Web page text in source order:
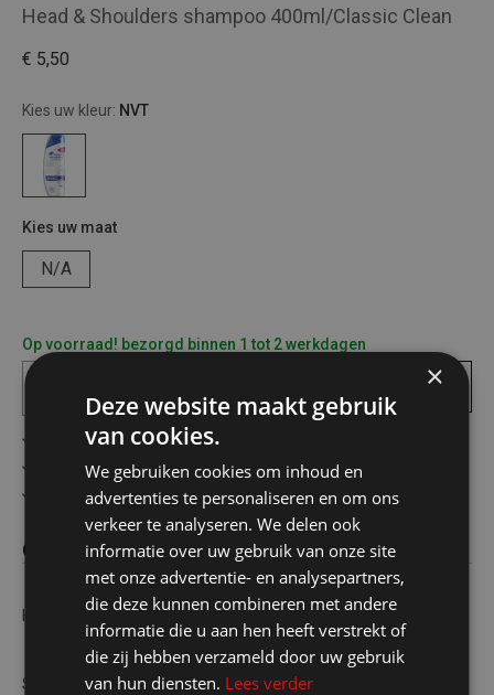
Head & Shoulders shampoo 400ml/Classic Clean
€ 5,50
Kies uw kleur: NVT
Kies uw maat
N/A
Op voorraad! bezorgd binnen 1 tot 2 werkdagen
Gratis verzending in België vanaf €75
Veilig online betalen
Advies op maat
Omschrijving
Head & Shoulders shampoo 400ml/Classic Clean
Shampoo Classic Clean van Head & Shoulders is de originele
×
Deze website maakt gebruik
van cookies.
We gebruiken cookies om inhoud en
advertenties te personaliseren en om ons
verkeer te analyseren. We delen ook
informatie over uw gebruik van onze site
met onze advertentie- en analysepartners,
die deze kunnen combineren met andere
informatie die u aan hen heeft verstrekt of
die zij hebben verzameld door uw gebruik
van hun diensten. Lees verder